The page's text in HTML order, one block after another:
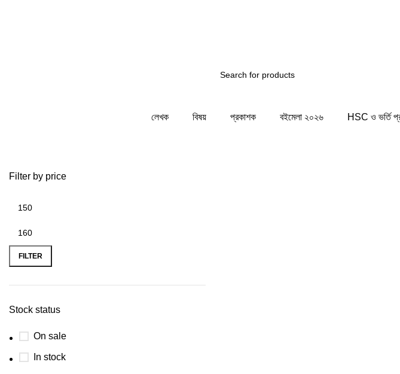
লেখক বিষয় প্রকাশক বইমেলা ২০২৬ HSC ও ভর্তি
Filter by price
FILTER
Stock status
On sale
In stock